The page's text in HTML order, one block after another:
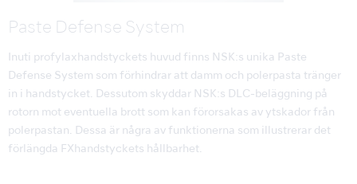
Paste Defense System
Inuti profylaxhandstyckets huvud finns NSK:s unika Paste
Defense System som förhindrar att damm och polerpasta tränger
in i handstycket. Dessutom skyddar NSK:s DLC-beläggning på
rotorn mot eventuella brott som kan förorsakas av ytskador från
polerpastan. Dessa är några av funktionerna som illustrerar det
förlängda FXhandstyckets hållbarhet.